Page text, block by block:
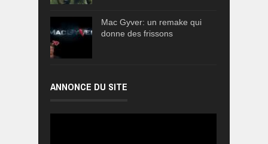
Mac Gyver: un remake qui
donne des frissons
ANNONCE DU SITE